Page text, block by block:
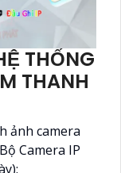
THỐNG
THANH
ảnh camera
Camera IP